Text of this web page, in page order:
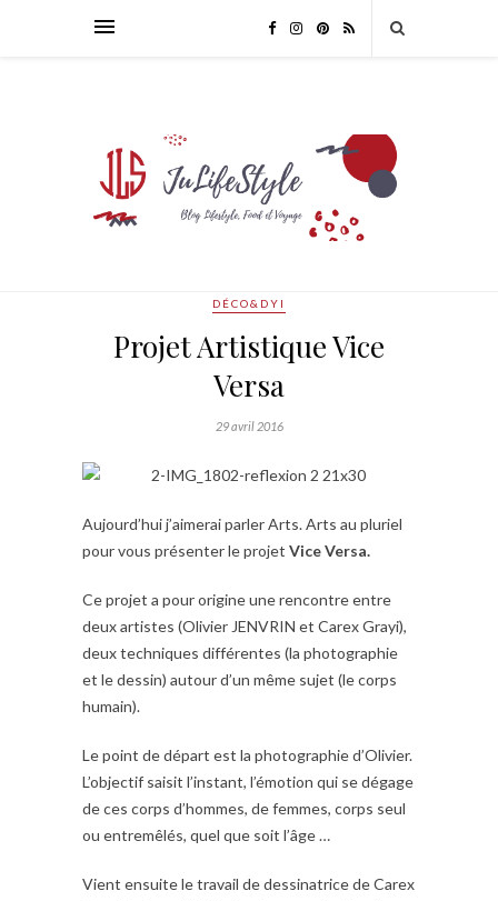
DÉCO&DYI
Projet Artistique Vice
Versa
29 avril 2016
Aujourd’hui j’aimerai parler Arts. Arts au pluriel
pour vous présenter le projet Vice Versa.
Ce projet a pour origine une rencontre entre
deux artistes (Olivier JENVRIN et Carex Grayi),
deux techniques différentes (la photographie
et le dessin) autour d’un même sujet (le corps
humain).
Le point de départ est la photographie d’Olivier.
L’objectif saisit l’instant, l’émotion qui se dégage
de ces corps d’hommes, de femmes, corps seul
ou entremêlés, quel que soit l’âge …
Vient ensuite le travail de dessinatrice de Carex